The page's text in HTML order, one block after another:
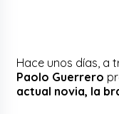
Hace unos días, a
Paolo Guerrero
actual novia, la